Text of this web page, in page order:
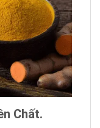
Chất.